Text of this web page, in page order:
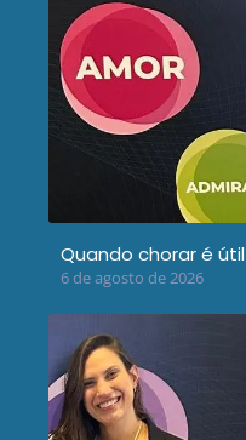
Quando chorar é útil
6 de agosto de 2026